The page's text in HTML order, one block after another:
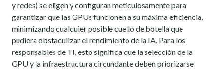
y redes) se eligen y configuran meticulosamente para
garantizar que las GPUs funcionen a su máxima eficiencia,
minimizando cualquier posible cuello de botella que
pudiera obstaculizar el rendimiento de la IA. Para los
responsables de TI, esto significa que la selección de la
GPU y la infraestructura circundante deben priorizarse